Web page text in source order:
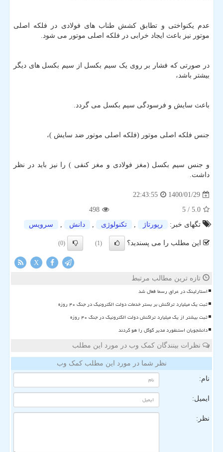
عدم یکنواختی و تطابق کشش طناب های فولادی در فلکه اصلی
موتور نیز باعث ایجاد خرابی در فلکه اصلی موتور می شود.
در صورتی که فشار بر روی یک سیم بکسل از سیم بکسل های دیگر
بیشتر باشد،
باعث سایش و فرسودگی سیم بکسل می گردد.
جنس فلکه اصلی موتور (فلکه اصلی موتور ضد سایش )،
و جنس سیم بکسل (مغز فولادی و مغز کنفی ) را نیز باید در نظر
داشت.
1400/01/29
22:43:55
5.0
/ 5
498
تگهای خبر:
رپورتاژ , تكنولوژی , دانش , سرویس
این مطلب را می پسندید؟ (1)
(0)
X
تازه ترین مطالب مرتبط
استارلینک در عراق رسما فعال شد
ثبت یک میلیارد تراکنش بر بستر خدمات دولت الکترونیک در جنگ ۴۰ روزه
ثبت بیشتر از یک میلیارد تراکنش دولت الکترونیک در جنگ ۴۰ روزه
دانشجویان استنفورد مدیر گوگل را هو کردند
نظرات بینندگان کمک وب در مورد این مطلب
نظر شما در مورد این مطلب کمک وب
نام:
ایمیل:
نظر: